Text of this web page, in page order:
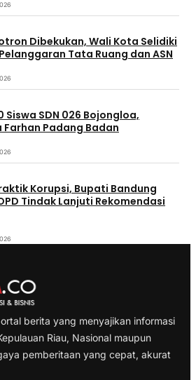
Dibekukan, Wali Kota Selidiki
Tata Ruang dan ASN
Siswa SDN 026 Bojongloa,
Padang Badan
Korupsi, Bupati Bandung
Tindak Lanjuti Rekomendasi
berita yang menyajikan informasi
Riau, Nasional maupun
pemberitaan yang cepat, akurat